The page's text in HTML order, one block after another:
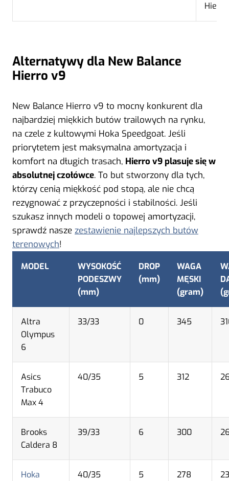
Alternatywy dla New Balance
Hierro v9
New Balance Hierro v9 to mocny konkurent dla
najbardziej miękkich butów trailowych na rynku,
na czele z kultowymi Hoka Speedgoat. Jeśli
priorytetem jest maksymalna amortyzacja i
komfort na długich trasach, Hierro v9 plasuje się w
absolutnej czołówce. To but stworzony dla tych,
którzy cenią miękkość pod stopą, ale nie chcą
rezygnować z przyczepności i stabilności. Jeśli
szukasz innych modeli o topowej amortyzacji,
sprawdź nasze zestawienie najlepszych butów
terenowych!
MODEL
WYSOKOŚĆ
PODESZWY
(mm)
DROP
(mm)
WAGA
MĘSKI
(gram)
Altra
Olympus
6
33/33 0 345
Asics
Trabuco
Max 4
40/35 5 312
Brooks
Caldera 8
39/33 6 300
Hoka
40/35 5 278